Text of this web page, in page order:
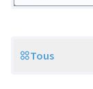
Scope
Tous